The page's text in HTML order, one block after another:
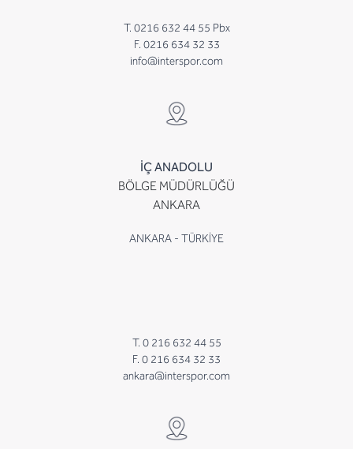
T. 0216 632 44 55 Pbx
F. 0216 634 32 33
info@interspor.com
İÇ ANADOLU
BÖLGE MÜDÜRLÜĞÜ
ANKARA
ANKARA - TÜRKİYE
T. 0 216 632 44 55
F. 0 216 634 32 33
ankara@interspor.com